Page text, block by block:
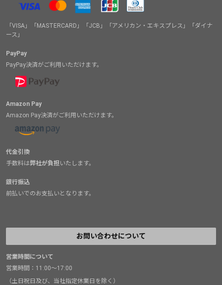
「VISA」「MASTERCARD」「JCB」「アメリカン・エキスプレス」「ダイナ
ース」
PayPay
PayPay決済がご利用いただけます。
Amazon Pay
Amazon Pay決済がご利用いただけます。
代金引換
手数料は弊社が負担いたします。
銀行振込
前払いでのお支払いとなります。
お問い合わせについて
営業時間について
営業時間：11:00～17:00
（土日祝日及び、当社指定休業日を除く）